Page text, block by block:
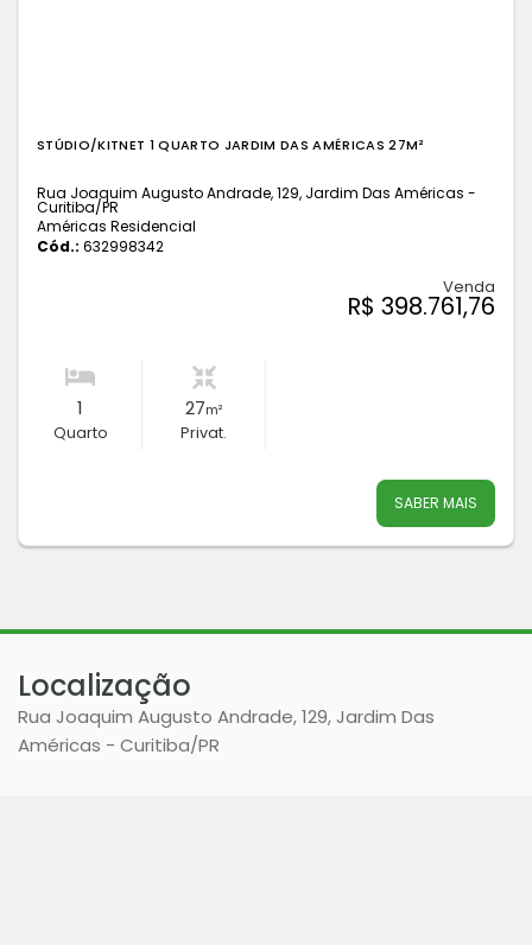
STÚDIO/KITNET 1 QUARTO JARDIM DAS AMÉRICAS 27M²
Rua Joaquim Augusto Andrade, 129, Jardim Das Américas -
Curitiba/PR
Américas Residencial
Cód.: 632998342
Venda
R$ 398.761,76
1
Quarto
27m²
Privat.
SABER MAIS
Localização
Rua Joaquim Augusto Andrade, 129, Jardim Das
Américas - Curitiba/PR